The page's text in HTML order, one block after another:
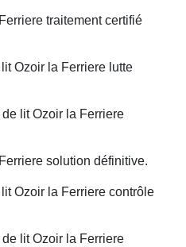
traitement certifié
Ozoir la Ferriere lutte
lit Ozoir la Ferriere
solution définitive.
Ozoir la Ferriere contrôle
lit Ozoir la Ferriere